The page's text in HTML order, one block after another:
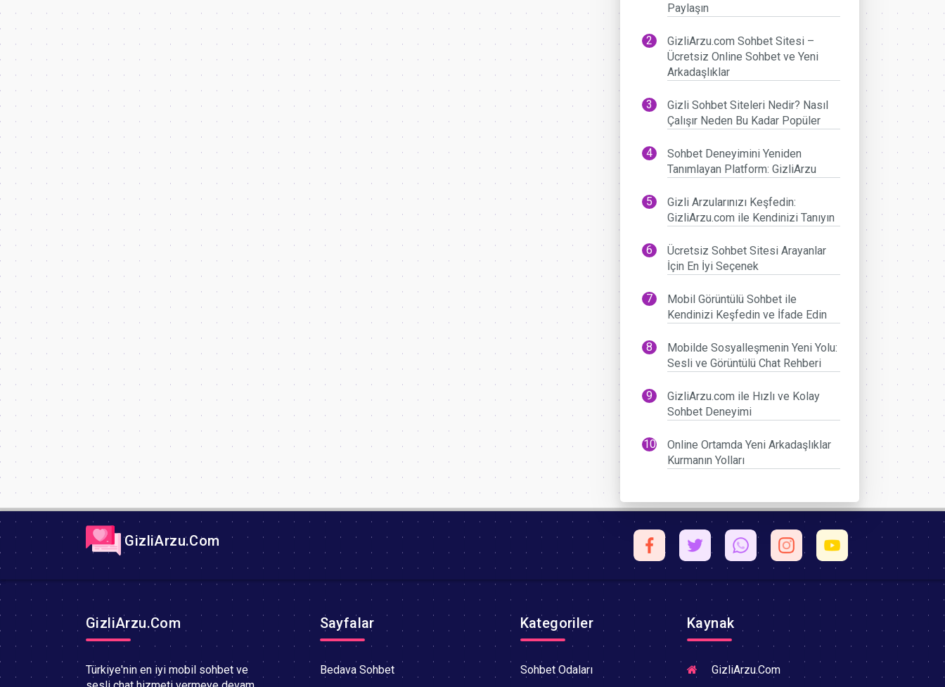
Paylaşın
GizliArzu.com Sohbet Sitesi –
Ücretsiz Online Sohbet ve Yeni
Arkadaşlıklar
Gizli Sohbet Siteleri Nedir? Nasıl
Çalışır Neden Bu Kadar Popüler
Sohbet Deneyimini Yeniden
Tanımlayan Platform: GizliArzu
Gizli Arzularınızı Keşfedin:
GizliArzu.com ile Kendinizi Tanıyın
Ücretsiz Sohbet Sitesi Arayanlar
İçin En İyi Seçenek
Mobil Görüntülü Sohbet ile
Kendinizi Keşfedin ve İfade Edin
Mobilde Sosyalleşmenin Yeni Yolu:
Sesli ve Görüntülü Chat Rehberi
GizliArzu.com ile Hızlı ve Kolay
Sohbet Deneyimi
Online Ortamda Yeni Arkadaşlıklar
Kurmanın Yolları
GizliArzu.Com
GizliArzu.Com
Türkiye'nin en iyi mobil sohbet ve
Sayfalar
Bedava Sohbet
Kategoriler
Sohbet Odaları
Kaynak
GizliArzu.Com